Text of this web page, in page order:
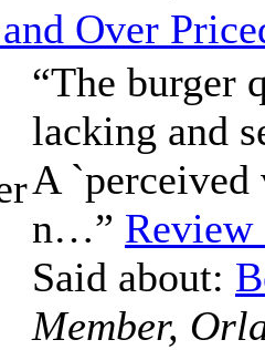
Over
“The burger
lacking and
A `perceived
n…”
Said about:
Member,